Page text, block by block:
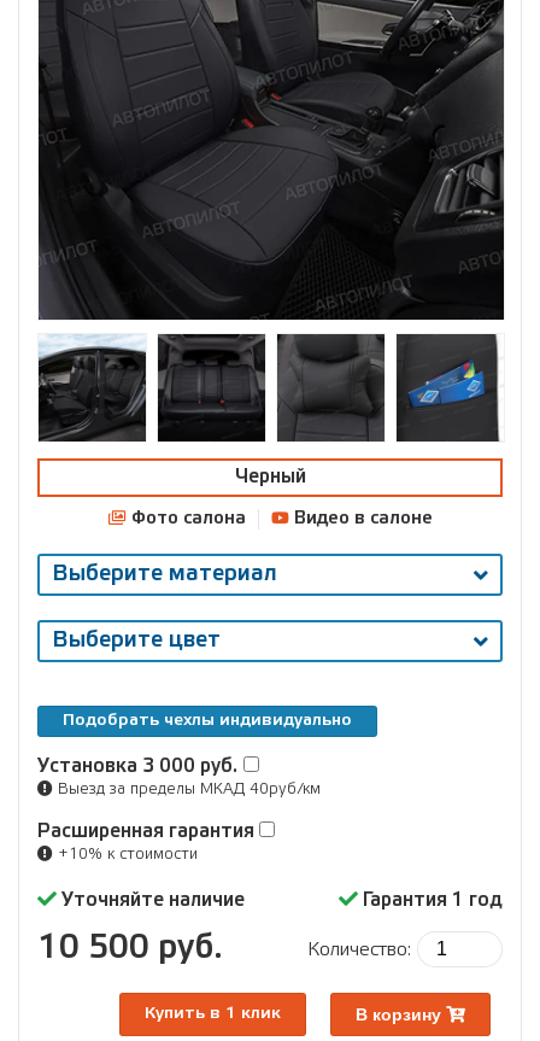
Черный
Фото салона Видео в салоне
Выберите материал
Выберите цвет
Подобрать чехлы индивидуально
Установка 3 000 руб.
Выезд за пределы МКАД 40руб/км
Расширенная гарантия
+10% к стоимости
Уточняйте наличие Гарантия 1 год
10 500 руб. Количество:
Купить в 1 клик В корзину